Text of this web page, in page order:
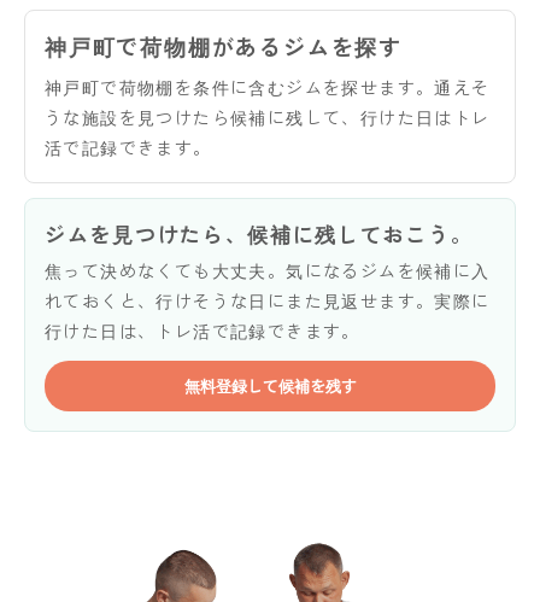
神戸町で荷物棚があるジムを探す
神戸町で荷物棚を条件に含むジムを探せます。通えそ
うな施設を見つけたら候補に残して、行けた日はトレ
活で記録できます。
ジムを見つけたら、候補に残しておこう。
焦って決めなくても大丈夫。気になるジムを候補に入
れておくと、行けそうな日にまた見返せます。実際に
行けた日は、トレ活で記録できます。
無料登録して候補を残す